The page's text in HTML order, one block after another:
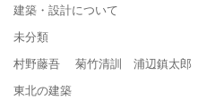
建築・設計について
未分類
村野藤吾 菊竹清訓 浦辺鎮太
東北の建築